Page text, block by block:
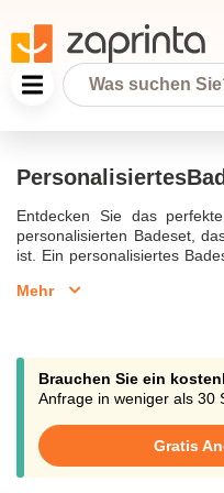
Entdecken Sie das
personalisierten Badeset,
ist. Ein personalisiertes
bestickten Bademantel
sind eine schöne
können, um den
Bestickung kann das Set
persönlichen Geschenk
diese Badesets besonders
wie Etsy
Mehr
Brauchen Sie ein
Anfrage in weniger als 30
Gratis